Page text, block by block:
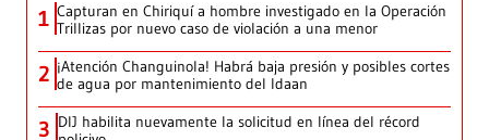
1 Capturan en Chiriquí a hombre investigado en la Operación
Trillizas por nuevo caso de violación a una menor
2 ¡Atención Changuinola! Habrá baja presión y posibles cortes
de agua por mantenimiento del Idaan
3 DIJ habilita nuevamente la solicitud en línea del récord